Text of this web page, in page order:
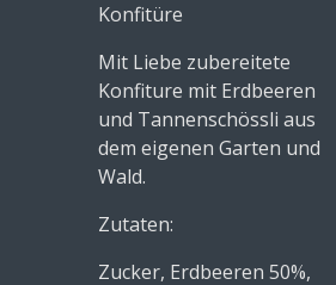
Konfitüre
Mit Liebe zubereitete
Konfiture mit Erdbeeren
und Tannenschössli aus
dem eigenen Garten und
Wald.
Zutaten:
Zucker, Erdbeeren 50%,